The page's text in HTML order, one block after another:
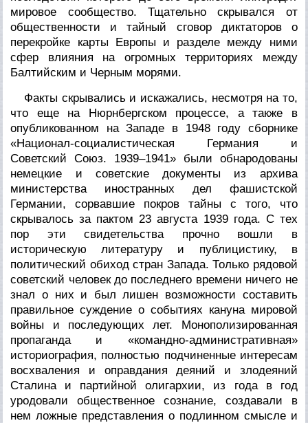
мировое сообщество. Тщательно скрывался от
общественности и тайный сговор диктаторов о
перекройке карты Европы и разделе между ними
сфер влияния на огромных территориях между
Балтийским и Черным морями.
Факты скрывались и искажались, несмотря на то,
что еще на Нюрнбергском процессе, а также в
опубликованном на Западе в 1948 году сборнике
«Национал-социалистическая Германия и
Советский Союз. 1939–1941» были обнародованы
немецкие и советские документы из архива
министерства иностранных дел фашистской
Германии, сорвавшие покров тайны с того, что
скрывалось за пактом 23 августа 1939 года. С тех
пор эти свидетельства прочно вошли в
историческую литературу и публицистику, в
политический обиход стран Запада. Только рядовой
советский человек до последнего времени ничего не
знал о них и был лишен возможности составить
правильное суждение о событиях кануна мировой
войны и последующих лет. Монополизированная
пропаганда и «командно-административная»
историография, полностью подчиненные интересам
восхваления и оправдания деяний и злодеяний
Сталина и партийной олигархии, из года в год
уродовали общественное сознание, создавали в
нем ложные представления о подлинном смысле и